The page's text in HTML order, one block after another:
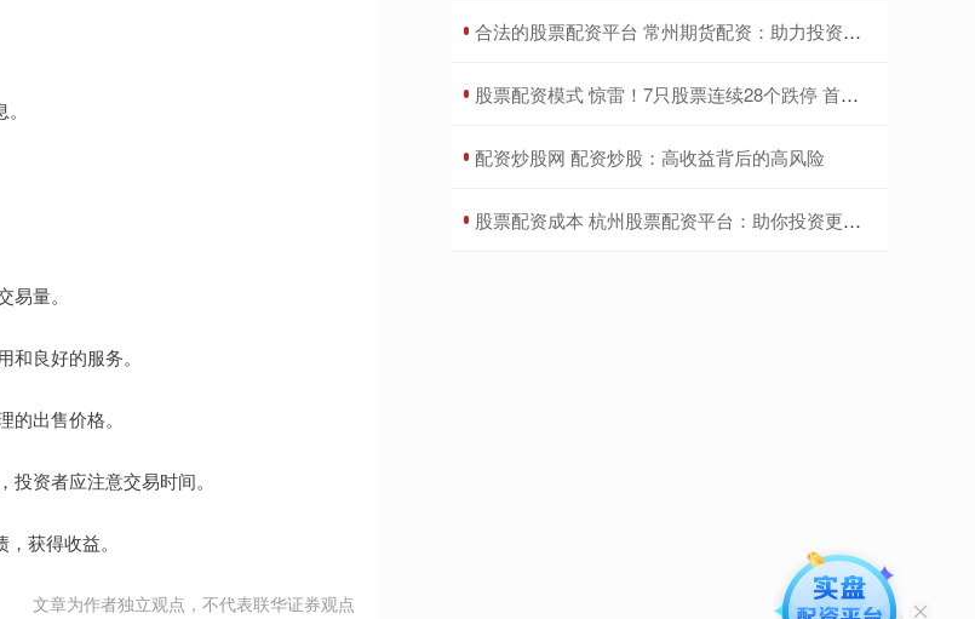
量。
良好的服务。
出售价格。
资者应注意交易时间。
获得收益。
文章为作者独立观点，不代表联华证券观点
​合法的股票配资平台 常州期货配资：助力投资，成就财富梦想
​股票配资模式 惊雷！7只股票连续28个跌停 首例“市值退市”股票已锁定
​配资炒股网 配资炒股：高收益背后的高风险
​股票配资成本 杭州股票配资平台：助你投资更轻松